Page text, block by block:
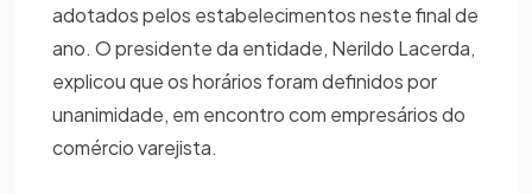
adotados pelos estabelecimentos neste final de
ano. O presidente da entidade, Nerildo Lacerda,
explicou que os horários foram definidos por
unanimidade, em encontro com empresários do
comércio varejista.